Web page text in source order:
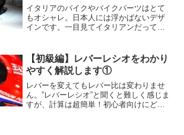
イタリアのバイクやバイクパーツはとて
もオシャレ。日本人には浮かばないデザ
インです。一目見てイタリアンだって認
の答えは消しゴムにあった。
【初級編】レバーレシオをわかり
やすく解説します①
レバーを変えてもレバー比は変わりませ
ん。”レバーレシオ”と聞くと難しく感じま
すが、計算は超簡単！初心者向けにどこ